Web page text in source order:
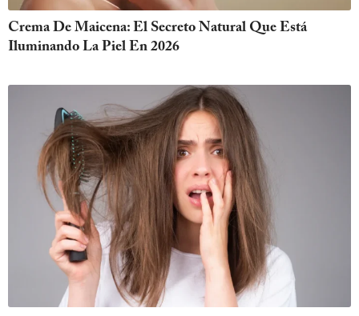
Crema De Maicena: El Secreto Natural Que Está
Iluminando La Piel En 2026